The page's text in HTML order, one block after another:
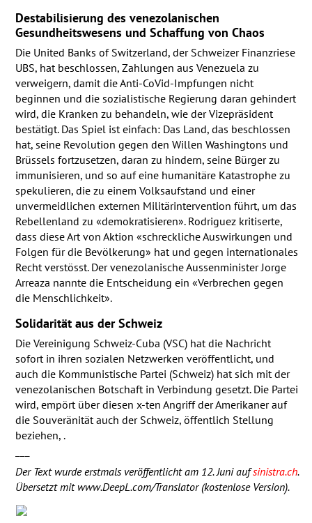
Destabilisierung des venezolanischen
Gesundheitswesens und Schaffung von Chaos
Die United Banks of Switzerland, der Schweizer Finanzriese
UBS, hat beschlossen, Zahlungen aus Venezuela zu
verweigern, damit die Anti-CoVid-Impfungen nicht
beginnen und die sozialistische Regierung daran gehindert
wird, die Kranken zu behandeln, wie der Vizepräsident
bestätigt. Das Spiel ist einfach: Das Land, das beschlossen
hat, seine Revolution gegen den Willen Washingtons und
Brüssels fortzusetzen, daran zu hindern, seine Bürger zu
immunisieren, und so auf eine humanitäre Katastrophe zu
spekulieren, die zu einem Volksaufstand und einer
unvermeidlichen externen Militärintervention führt, um das
Rebellenland zu «demokratisieren». Rodriguez kritiserte,
dass diese Art von Aktion «schreckliche Auswirkungen und
Folgen für die Bevölkerung» hat und gegen internationales
Recht verstösst. Der venezolanische Aussenminister Jorge
Arreaza nannte die Entscheidung ein «Verbrechen gegen
die Menschlichkeit».
Solidarität aus der Schweiz
Die Vereinigung Schweiz-Cuba (VSC) hat die Nachricht
sofort in ihren sozialen Netzwerken veröffentlicht, und
auch die Kommunistische Partei (Schweiz) hat sich mit der
venezolanischen Botschaft in Verbindung gesetzt. Die Partei
wird, empört über diesen x-ten Angriff der Amerikaner auf
die Souveränität auch der Schweiz, öffentlich Stellung
beziehen, .
Der Text wurde erstmals veröffentlicht am 12. Juni aufsinistra.ch.
Übersetzt mit www.DeepL.com/Translator (kostenlose Version).